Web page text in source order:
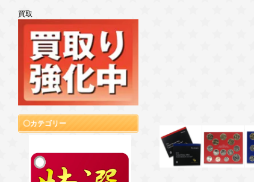
買取
カテゴリー